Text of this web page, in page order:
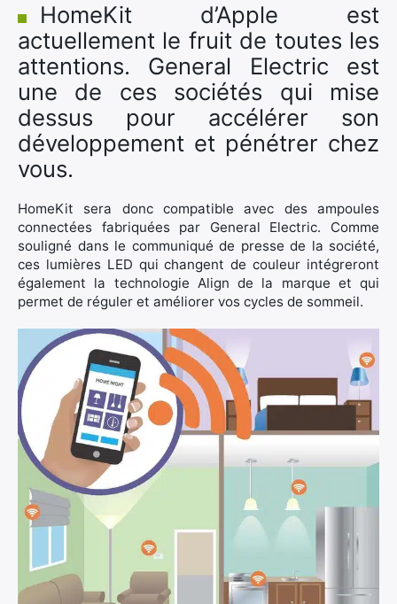
HomeKit d’Apple est
actuellement le fruit de toutes les
attentions. General Electric est
une de ces sociétés qui mise
dessus pour accélérer son
développement et pénétrer chez
vous.
HomeKit sera donc compatible avec des ampoules
connectées fabriquées par General Electric. Comme
souligné dans le communiqué de presse de la société,
ces lumières LED qui changent de couleur intégreront
également la technologie Align de la marque et qui
permet de réguler et améliorer vos cycles de sommeil.
Rechercher